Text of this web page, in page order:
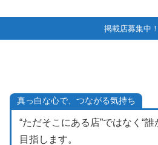
掲載店募集中
真っ白な心で、つながる気持ち
“ただそこにある店”ではなく“
目指します。